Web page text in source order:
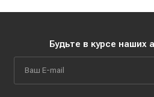
Будьте в курсе наших